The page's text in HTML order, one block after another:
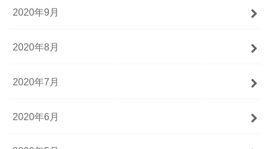
2020年9月
2020年8月
2020年7月
2020年6月